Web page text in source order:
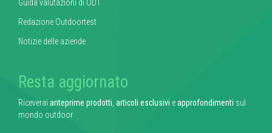
Guida valutazioni di ODT
Redazione Outdoortest
Notizie delle aziende
Resta aggiornato
Riceverai anteprime prodotti articoli esclusivi eapprofondimenti sul
mondo outdoor